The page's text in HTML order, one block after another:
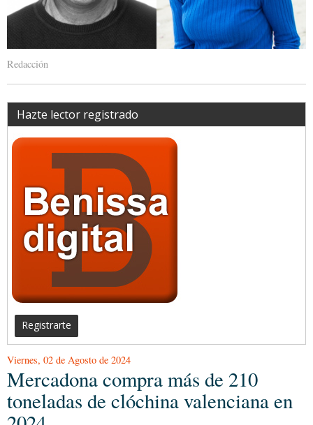
Redacción
Hazte lector registrado
Registrarte
Viernes, 02 de Agosto de 2024
Mercadona compra más de 210
toneladas de clóchina valenciana en